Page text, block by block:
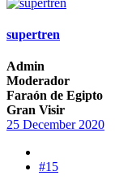
supertren
Admin
Moderador
Faraón de Egipto
Gran Visir
25 December 2020
#15